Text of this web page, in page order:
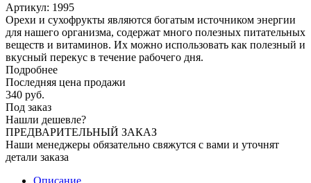
Артикул: 1995
Орехи и сухофрукты являются богатым источником энергии
для нашего организма, содержат много полезных питательных
веществ и витаминов. Их можно использовать как полезный и
вкусный перекус в течение рабочего дня.
Подробнее
Последняя цена продажи
340 руб.
Под заказ
Нашли дешевле?
ПРЕДВАРИТЕЛЬНЫЙ ЗАКАЗ
Наши менеджеры обязательно свяжутся с вами и уточнят
детали заказа
Описание